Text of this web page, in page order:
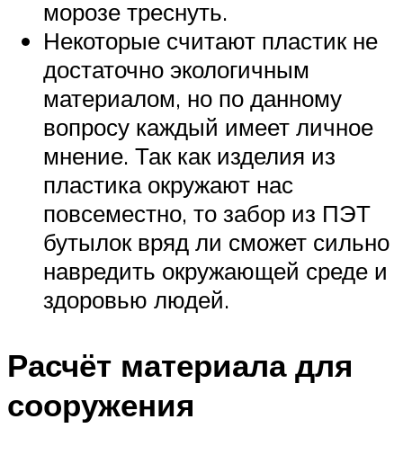
морозе треснуть.
Некоторые считают пластик не
достаточно экологичным
материалом, но по данному
вопросу каждый имеет личное
мнение. Так как изделия из
пластика окружают нас
повсеместно, то забор из ПЭТ
бутылок вряд ли сможет сильно
навредить окружающей среде и
здоровью людей.
Расчёт материала для
сооружения